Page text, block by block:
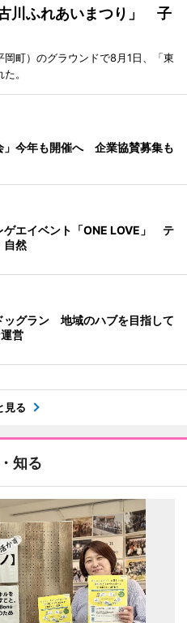
川ふれあいまつり」 子
町）のグラウンドで8月1日、「東
。
」今年も開催へ 企業協賛募集も
ゲエイベント「ONE LOVE」 テ
自然
ッグラン 地域のハブを目指して
営
見る
知る